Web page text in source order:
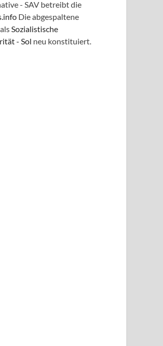
- SAV betreibt die
Die abgespaltene
Sozialistische
- Sol neu konstituiert.